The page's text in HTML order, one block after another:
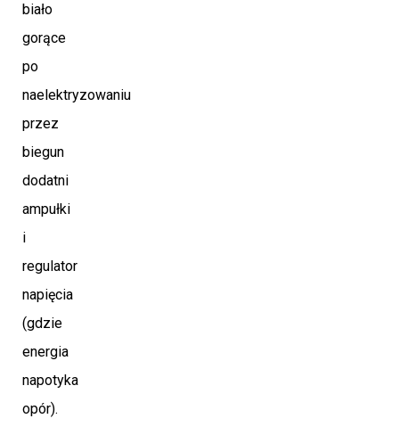
biało
gorące
po
naelektryzowaniu
przez
biegun
dodatni
ampułki
i
regulator
napięcia
(gdzie
energia
napotyka
opór).